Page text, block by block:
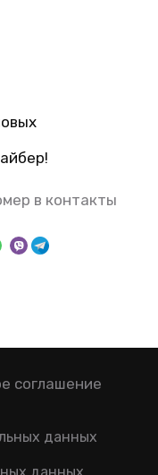
в контакты
соглашение
данных